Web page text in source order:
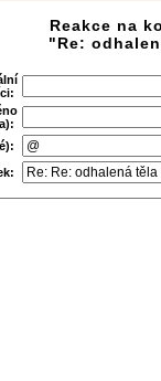
Reakce na
"Re: